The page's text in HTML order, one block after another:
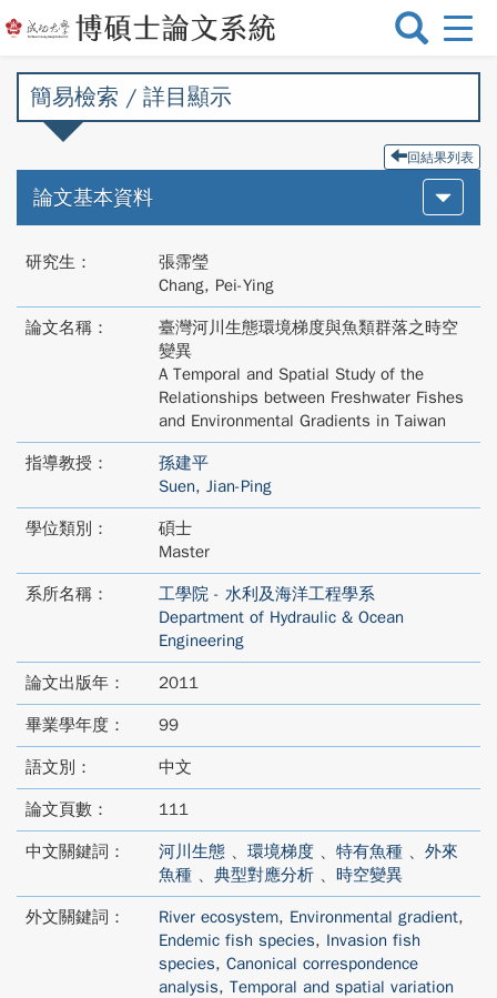
選
切
簡易檢索 / 詳目顯示
回結果列表
論文基本資料
研究生：
張霈瑩
Chang, Pei-Ying
論文名稱：
臺灣河川生態環境梯度與魚類群落之時空
變異
A Temporal and Spatial Study of the
Relationships between Freshwater Fishes
and Environmental Gradients in Taiwan
指導教授：
孫建平
Suen, Jian-Ping
學位類別：
碩士
Master
系所名稱：
工學院 - 水利及海洋工程學系
Department of Hydraulic & Ocean
Engineering
論文出版年： 2011
畢業學年度： 99
語文別： 中文
論文頁數： 111
中文關鍵詞： 河川生態 、 環境梯度 、 特有魚種 、 外來
魚種 、 典型對應分析 、 時空變異
外文關鍵詞： River ecosystem, Environmental gradient,
Endemic fish species, Invasion fish
species, Canonical correspondence
analysis, Temporal and spatial variation